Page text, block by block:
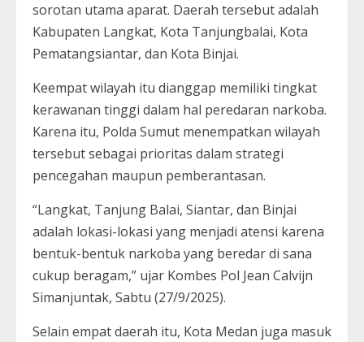
sorotan utama aparat. Daerah tersebut adalah
Kabupaten Langkat, Kota Tanjungbalai, Kota
Pematangsiantar, dan Kota Binjai.
Keempat wilayah itu dianggap memiliki tingkat
kerawanan tinggi dalam hal peredaran narkoba.
Karena itu, Polda Sumut menempatkan wilayah
tersebut sebagai prioritas dalam strategi
pencegahan maupun pemberantasan.
“Langkat, Tanjung Balai, Siantar, dan Binjai
adalah lokasi-lokasi yang menjadi atensi karena
bentuk-bentuk narkoba yang beredar di sana
cukup beragam,” ujar Kombes Pol Jean Calvijn
Simanjuntak, Sabtu (27/9/2025).
Selain empat daerah itu, Kota Medan juga masuk